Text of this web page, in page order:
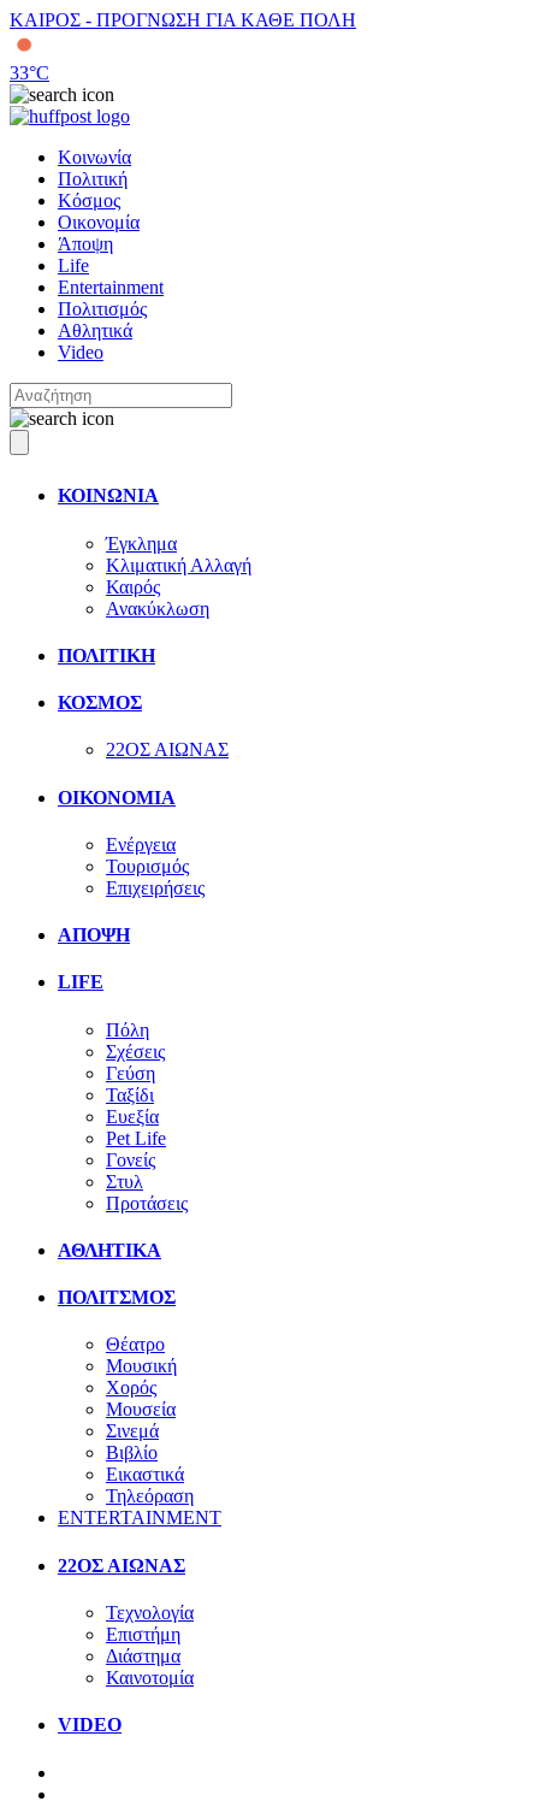
ΚΑΙΡΟΣ - ΠΡΟΓΝΩΣΗ ΓΙΑ ΚΑΘΕ ΠΟΛΗ
33°C
Κοινωνία
Πολιτική
Κόσμος
Οικονομία
Άποψη
Life
Entertainment
Πολιτισμός
Αθλητικά
Video
ΚΟΙΝΩΝΙΑ
Έγκλημα
Κλιματική Αλλαγή
Καιρός
Ανακύκλωση
ΠΟΛΙΤΙΚΗ
ΚΟΣΜΟΣ
22ΟΣ ΑΙΩΝΑΣ
ΟΙΚΟΝΟΜΙΑ
Ενέργεια
Τουρισμός
Επιχειρήσεις
ΑΠΟΨΗ
LIFE
Πόλη
Σχέσεις
Γεύση
Ταξίδι
Ευεξία
Pet Life
Γονείς
Στυλ
Προτάσεις
ΑΘΛΗΤΙΚΑ
ΠΟΛΙΤΣΜΟΣ
Θέατρο
Μουσική
Χορός
Μουσεία
Σινεμά
Βιβλίο
Εικαστικά
Τηλεόραση
ENTERTAINMENT
22ΟΣ ΑΙΩΝΑΣ
Τεχνολογία
Επιστήμη
Διάστημα
Καινοτομία
VIDEO